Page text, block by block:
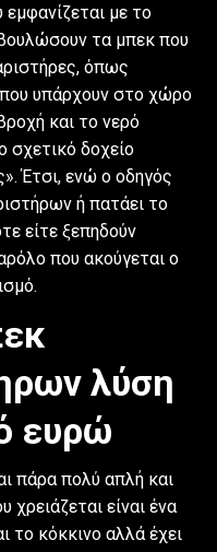
με το
τα μπεκ που
όπως
υπάρχουν στο χώρο
και το νερό
σχετικό δοχείο
Έτσι, ενώ ο οδηγός
ή πατάει το
είτε ξεπηδούν
που ακούγεται ο
λύση
ευρώ
πάρα πολύ απλή και
είναι ένα
το κόκκινο αλλά έχει